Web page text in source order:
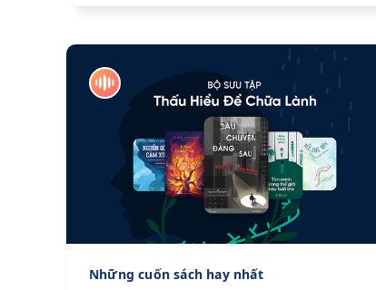
Những cuốn sách hay nhất